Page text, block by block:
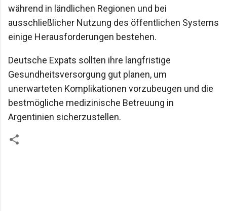
während in ländlichen Regionen und bei
ausschließlicher Nutzung des öffentlichen Systems
einige Herausforderungen bestehen.
Deutsche Expats sollten ihre langfristige
Gesundheitsversorgung gut planen, um
unerwarteten Komplikationen vorzubeugen und die
bestmögliche medizinische Betreuung in
Argentinien sicherzustellen.